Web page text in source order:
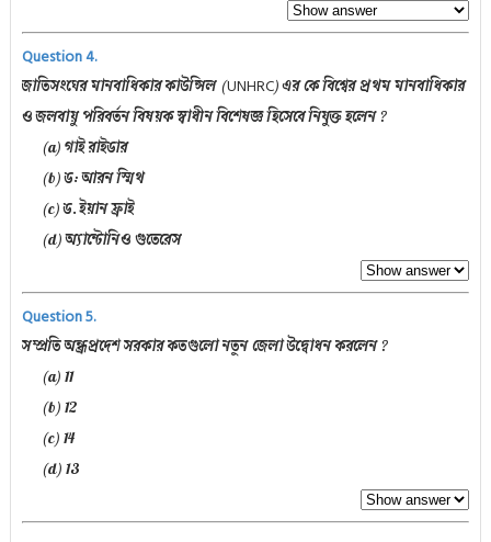
Question 4.
জাতিসংঘের মানবাধিকার কাউন্সিল (UNHRC) এর কে বিশ্বের প্রথম মানবাধিকার
ও জলবায়ু পরিবর্তন বিষয়ক স্বাধীন বিশেষজ্ঞ হিসেবে নিযুক্ত হলেন ?
(a) গাই রাইডার
(b) ড: আরন স্মিথ
(c) ড. ইয়ান ফ্রাই
(d) অ্যান্টোনিও গুতেরেস
Question 5.
সম্প্রতি অন্ধ্রপ্রদেশ সরকার কতগুলো নতুন জেলা উদ্বোধন করলেন ?
(a) 11
(b) 12
(c) 14
(d) 13